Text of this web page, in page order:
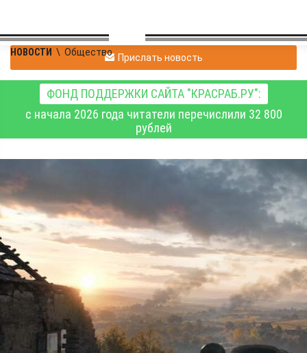
НОВОСТИ \ Общество Прислать новость
ФОНД ПОДДЕРЖКИ САЙТА "КРАСРАБ.РУ":
с начала 2026 года читатели перечислили 32 800
рублей
Battlefield 5: все миссии
сюжетной кампании
Общество
16.06.2026 16:29801